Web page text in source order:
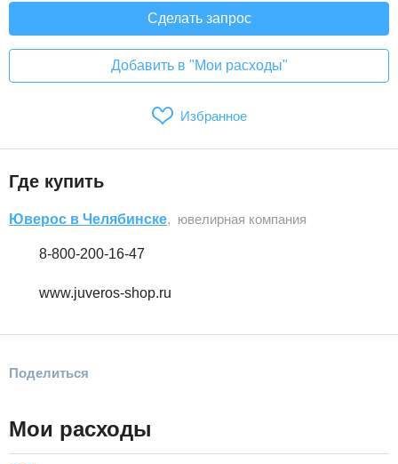
Сделать запрос
Добавить в "Мои расходы"
Избранное
Где купить
Юверос в Челябинске, ювелирная компания
8-800-200-16-47
www.juveros-shop.ru
Поделиться
Мои расходы